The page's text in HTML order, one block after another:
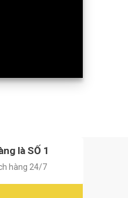
là SỐ 1
hàng 24/7